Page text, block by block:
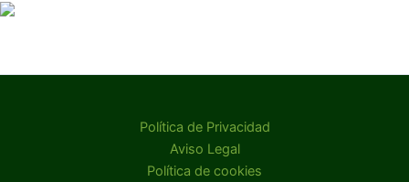
Política de Privacidad
Aviso Legal
Política de cookies